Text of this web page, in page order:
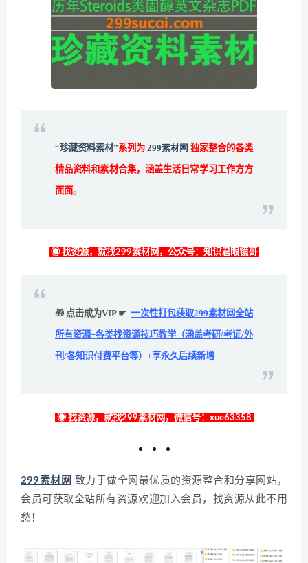
“珍藏资料素材”系列为 299素材网 独家整合的各类
精品资料和素材合集，涵盖生活日常学习工作方方
面面。
◉ 找资源，就找299素材网，公众号：知识君眼镜哥
🎁 点击成为VIP ☛ 一次性打包获取299素材网全站
所有资源+各类找资源技巧教学（涵盖考研/考证/外
刊/各知识付费平台等）+享永久后续新增
◉ 找资源，就找299素材网，微信号：xue63358
299素材网 致力于做全网最优质的资源整合和分享网站，
会员可获取全站所有资源欢迎加入会员，找资源从此不用
愁！